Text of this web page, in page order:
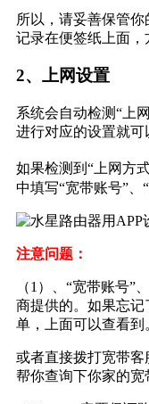
所以，请妥善保管你
记录在便签纸上面，
2、上网设置
系统会自动检测“上
进行对应的设置就可
如果检测到“上网方式
中填写“宽带账号”
注意问题：
（1）、“宽带账号”
商提供的。如果忘记
单，上面可以查看到
或者直接拨打宽带
帮你查询下你家的宽